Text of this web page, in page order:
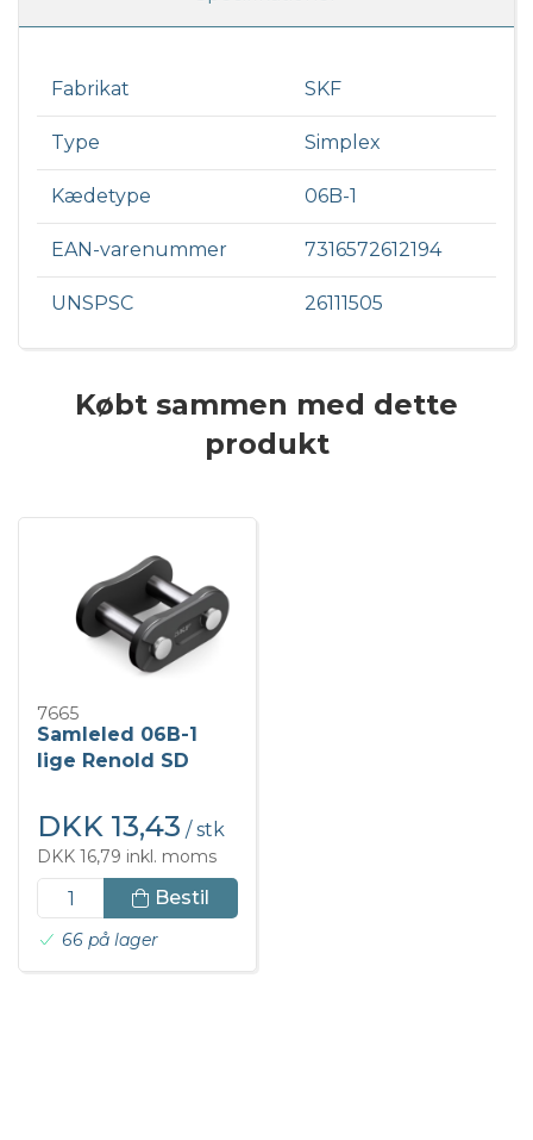
Fabrikat SKF
Type Simplex
Kædetype 06B-1
EAN-varenummer 7316572612194
UNSPSC 26111505
Købt sammen med dette
produkt
7665
Samleled 06B-1
lige Renold SD
DKK 13,43 / stk
DKK 16,79 inkl. moms
Bestil
66 på lager